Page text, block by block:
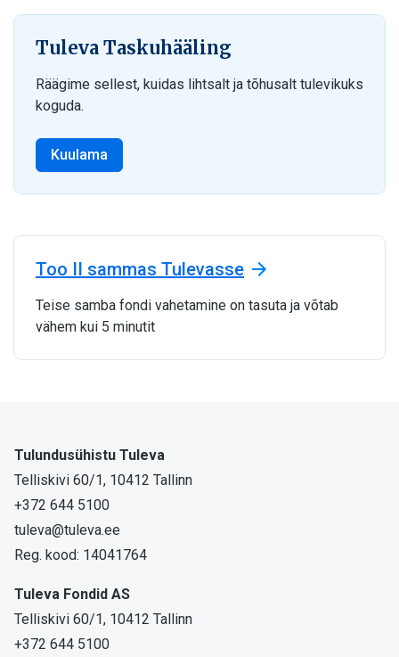
Tuleva Taskuhääling
Räägime sellest, kuidas lihtsalt ja tõhusalt tulevikuks
koguda.
Kuulama
Too II sammas Tulevasse
Teise samba fondi vahetamine on tasuta ja võtab
vähem kui 5 minutit
Tulundusühistu Tuleva
Telliskivi 60/1, 10412 Tallinn
+372 644 5100
tuleva@tuleva.ee
Reg. kood: 14041764
Tuleva Fondid AS
Telliskivi 60/1, 10412 Tallinn
+372 644 5100